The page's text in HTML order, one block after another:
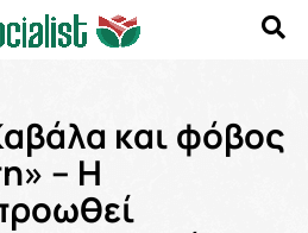
και φόβος
– Η